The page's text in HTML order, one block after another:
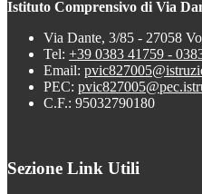
Istituto Comprensivo di Via
Via Dante, 3/85 - 27058
Tel: +39 0383 41759 -
Email:
PEC:
C.F.: 95032790180
Sezione Link Utili